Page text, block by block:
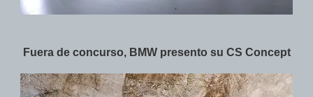
Fuera de concurso, BMW presento su CS Concept